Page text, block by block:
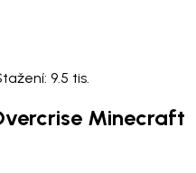
9.5 tis.
Minecraft